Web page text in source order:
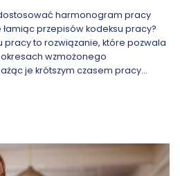
harmonogram pracy
przepisów kodeksu pracy?
pracy to rozwiązanie, które pozwala
wzmożonego
je krótszym czasem pracy…